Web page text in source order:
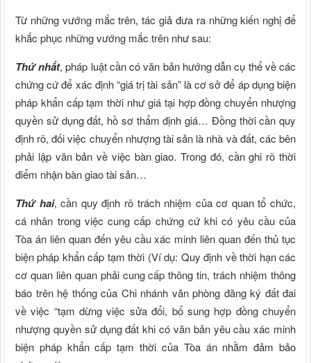
Từ những vướng mắc trên, tác giả đưa ra những kiến nghị để
khắc phục những vướng mắc trên như sau:
Thứ nhất, pháp luật cần có văn bản hướng dẫn cụ thể về các
chứng cứ để xác định “giá trị tài sản” là cơ sở để áp dụng biện
pháp khẩn cấp tạm thời như giá tại hợp đồng chuyển nhượng
quyền sử dụng đất, hồ sơ thẩm định giá… Đồng thời cần quy
định rõ, đối việc chuyển nhượng tài sản là nhà và đất, các bên
phải lập văn bản về việc bàn giao. Trong đó, cần ghi rõ thời
điểm nhận bàn giao tài sản…
Thứ hai, cần quy định rõ trách nhiệm của cơ quan tổ chức,
cá nhân trong việc cung cấp chứng cứ khi có yêu cầu của
Tòa án liên quan đến yêu cầu xác minh liên quan đến thủ tục
biện pháp khẩn cấp tạm thời (Ví dụ: Quy định về thời hạn các
cơ quan liên quan phải cung cấp thông tin, trách nhiệm thông
báo trên hệ thống của Chi nhánh văn phòng đăng ký đất đai
về việc “tạm dừng việc sửa đổi, bổ sung hợp đồng chuyển
nhượng quyền sử dụng đất khi có văn bản yêu cầu xác minh
biện pháp khẩn cấp tạm thời của Tòa án nhằm đảm bảo